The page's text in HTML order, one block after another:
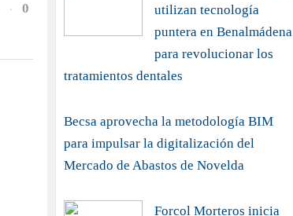
·
0
utilizan tecnología
puntera en Benalmádena
para revolucionar los
tratamientos dentales
Becsa aprovecha la metodología BIM
para impulsar la digitalización del
Mercado de Abastos de Novelda
Forcol Morteros inicia